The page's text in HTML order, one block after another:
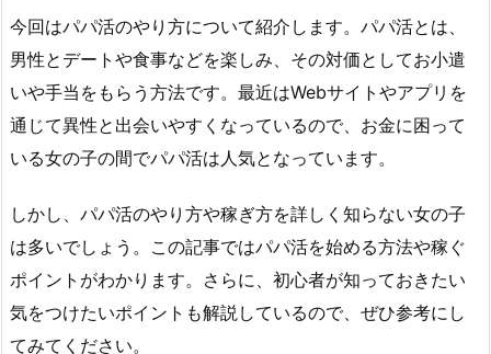
今回はパパ活のやり方について紹介します。パパ活とは、
男性とデートや食事などを楽しみ、その対価としてお小遣
いや手当をもらう方法です。最近はWebサイトやアプリを
通じて異性と出会いやすくなっているので、お金に困って
いる女の子の間でパパ活は人気となっています。
しかし、パパ活のやり方や稼ぎ方を詳しく知らない女の子
は多いでしょう。この記事ではパパ活を始める方法や稼ぐ
ポイントがわかります。さらに、初心者が知っておきたい
気をつけたいポイントも解説しているので、ぜひ参考にし
てみてください。